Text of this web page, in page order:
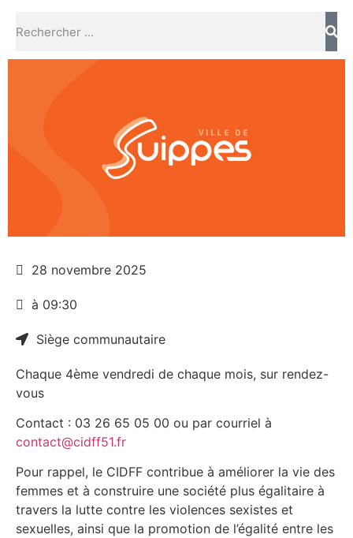
Chaque 4ème vendredi de chaque mois, sur rendez-
vous
Contact : 03 26 65 05 00 ou par courriel à
contact@cidff51.fr
Pour rappel, le CIDFF contribue à améliorer la vie des
femmes et à construire une société plus égalitaire à
travers la lutte contre les violences sexistes et
sexuelles, ainsi que la promotion de l’égalité entre les
28 novembre 2025
à 09:30
Siège communautaire